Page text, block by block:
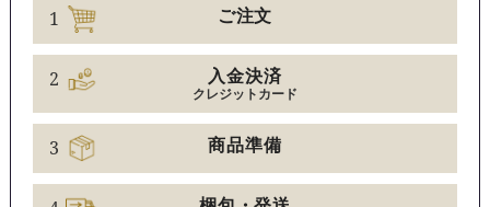
1 ご注文
2 入金決済
クレジットカード
3 商品準備